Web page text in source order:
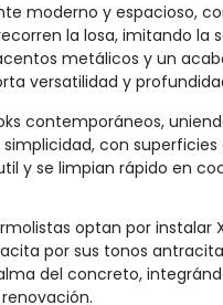
moderno y espacioso,
la losa, imitando la
metálicos y un
versatilidad y
contemporáneos,
con superficies
y se limpian rápido en
optan por instalar
por sus tonos
del concreto,